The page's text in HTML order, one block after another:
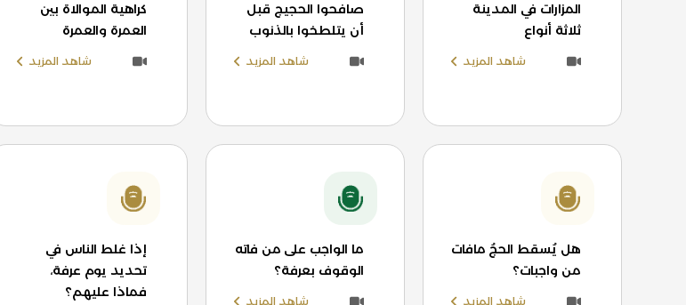
المزارات في المدينة
ثلاثة أنواع
شاهد المزيد
صافحوا الحجيج قبل
أن يتلطخوا بالذنوب
شاهد المزيد
كراهية الموالاة بين
العمرة والعمرة
شاهد المزيد
هل يُسقط الحجُ مافات
من واجبات؟
شاهد المزيد
ما الواجب على من فاته
الوقوف بعرفة؟
شاهد المزيد
إذا غلط الناس في
تحديد يوم عرفة،
فماذا عليهم؟